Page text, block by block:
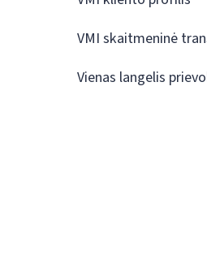
VMI skaitmeninė
Vienas langelis